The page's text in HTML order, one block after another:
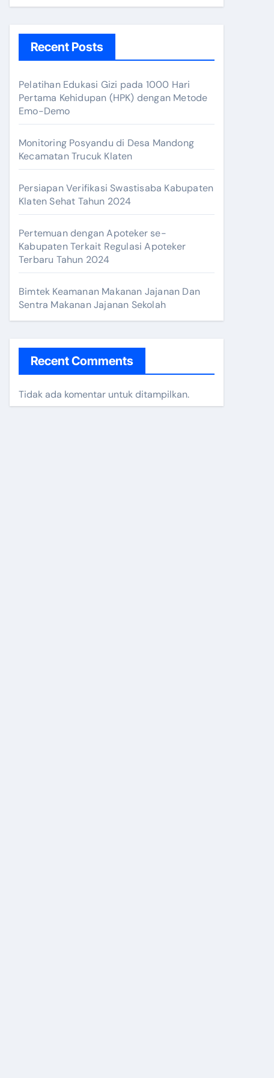
Dokter Kabupaten Klaten
Resto Tahun 2024
2024
dan Modern Menjelang Lebaran 2025
Tahun 2024
2024
Recent Posts
Pelatihan Edukasi Gizi pada 1000 Hari
Pertama Kehidupan (HPK) dengan Metode
Emo-Demo
Monitoring Posyandu di Desa Mandong
Kecamatan Trucuk Klaten
Persiapan Verifikasi Swastisaba Kabupaten
Klaten Sehat Tahun 2024
Pertemuan dengan Apoteker se-
Kabupaten Terkait Regulasi Apoteker
Terbaru Tahun 2024
Bimtek Keamanan Makanan Jajanan Dan
Sentra Makanan Jajanan Sekolah
Recent Comments
Tidak ada komentar untuk ditampilkan.